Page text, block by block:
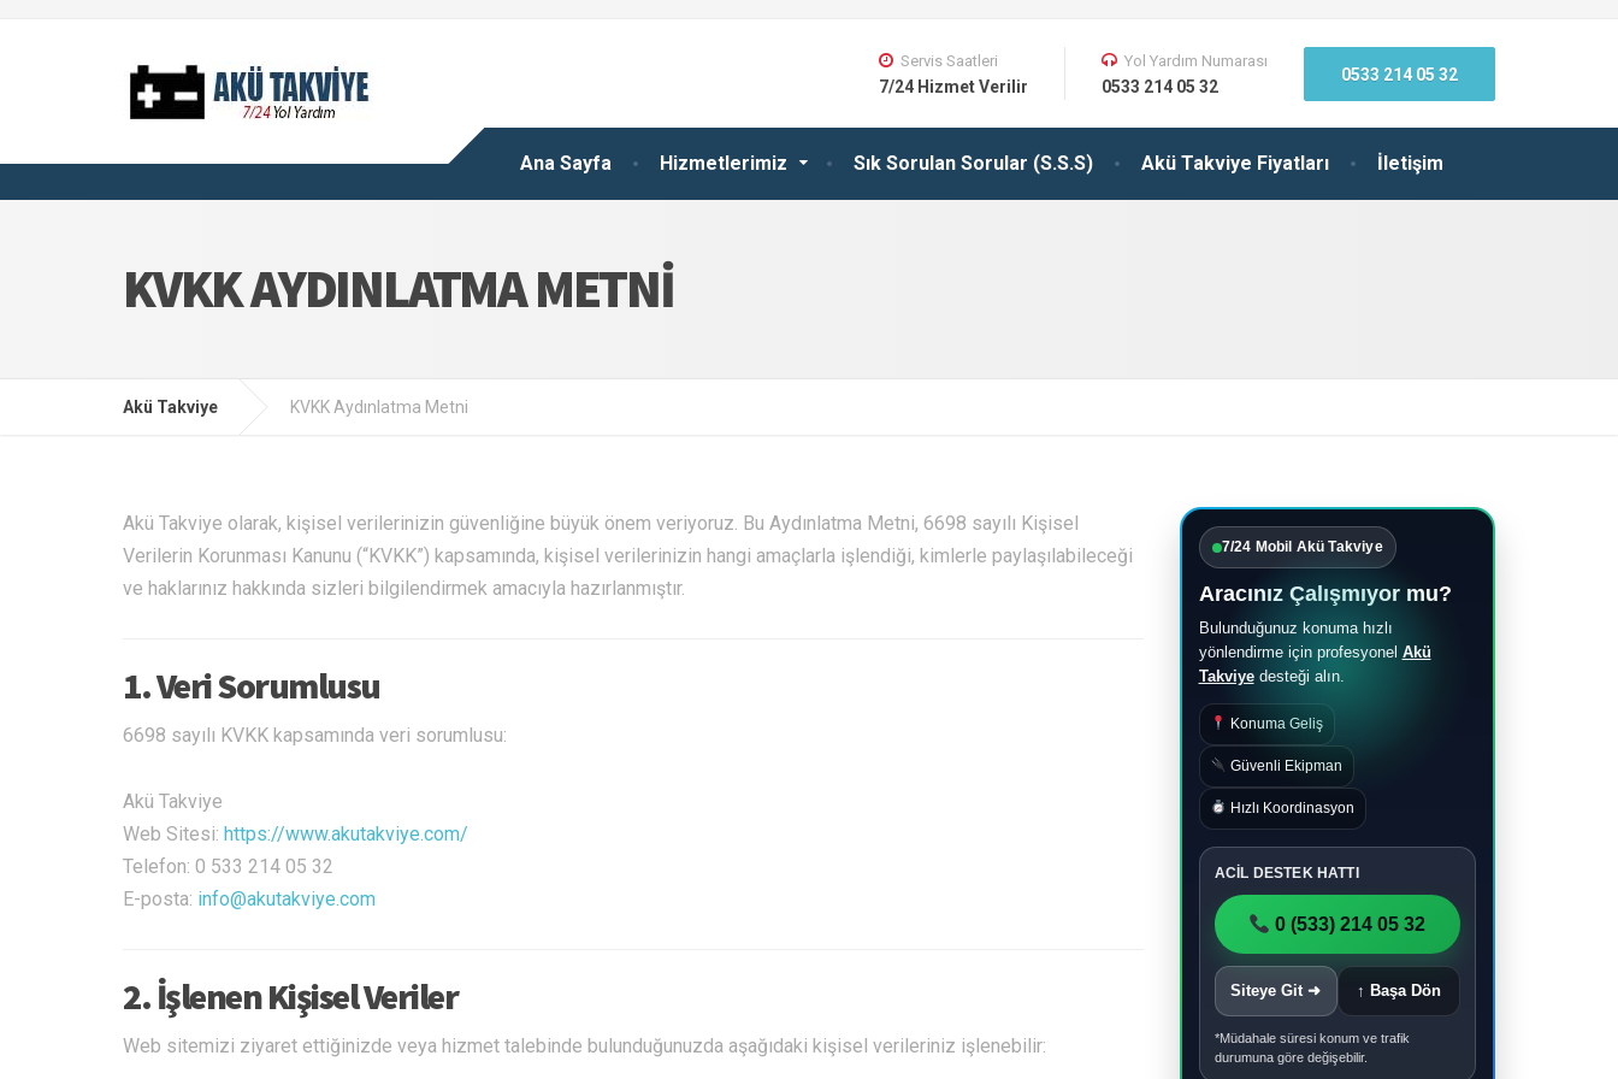
Ana Sayfa Hizmetlerimiz Sık Sorulan Sorular (S.S.S) Akü Takviye Fiyatları İletişim
Servis Saatleri
7/24 Hizmet Verilir
Yol Yardım Numarası
0533 214 05 32
0533 214 05 32
KVKK AYDINLATMA METNI
Akü Takviye KVKK Aydınlatma Metni
Akü Takviye olarak, kişisel verilerinizin güvenliğine büyük önem veriyoruz. Bu Aydınlatma Metni, 6698 sayılı Kişisel
Verilerin Korunması Kanunu (“KVKK”) kapsamında, kişisel verilerinizin hangi amaçlarla işlendiği, kimlerle paylaşılabileceği
ve haklarınız hakkında sizleri bilgilendirmek amacıyla hazırlanmıştır.
1. Veri Sorumlusu
6698 sayılı KVKK kapsamında veri sorumlusu:
Akü Takviye
Web Sitesi: https://www.akutakviye.com/
Telefon: 0 533 214 05 32
E-posta: info@akutakviye.com
2. İşlenen Kişisel Veriler
Web sitemizi ziyaret ettiğinizde veya hizmet talebinde bulunduğunuzda aşağıdaki kişisel verileriniz işlenebilir:
7/24 Mobil Akü Takviye
Aracınız Çalışmıyor mu?
Bulunduğunuz konuma hızlı
yönlendirme için profesyonel Akü
Takviyedesteği alın.
Konuma Geliş
Güvenli Ekipman
Hızlı Koordinasyon
ACİL DESTEK HATTI
0 (533) 214 05 32
Siteye Git ➜ ↑ Başa Dön
*Müdahale süresi konum ve trafik
durumuna göre değişebilir.